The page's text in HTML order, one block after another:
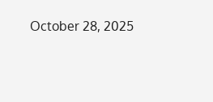
Posted
October 28, 2025